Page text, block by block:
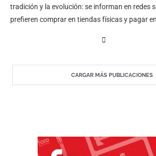
tradición y la evolución: se informan en redes
prefieren comprar en tiendas físicas y pagar
económicas y apertura a la inteligencia
CARGAR MÁS PUBLICACIONES